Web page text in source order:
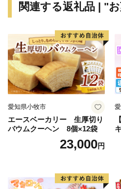
関連する返礼品 | "
愛知県小牧市
エースベーカリー 生厚切り
バウムクーヘン 8個×12袋
23,000円